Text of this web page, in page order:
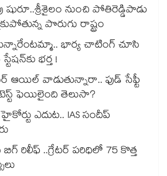
షురూ..శ్రీశైలం నుంచి పోతిరెడ్డిపాడు
పొరుగు రాష్ట్రం
భార్య చాటింగ్ చూసి
భర్త !
ఆయిల్ వాడుతున్నారా.. ఫుడ్ సేఫ్టీ
ఫెయిలైంది తెలుసా?
ఎదుట.. IAS సందీప్
బిగ్ రిలీఫ్ ..గ్రేటర్ పరిధిలో 75 కొత్త